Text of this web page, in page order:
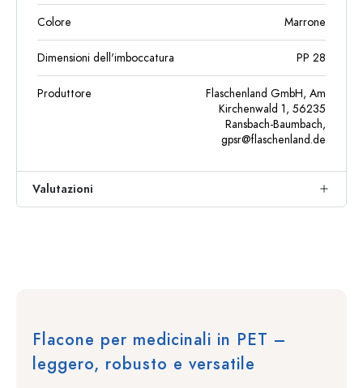
Colore Marrone
Dimensioni dell'imboccatura PP 28
Produttore
Flaschenland GmbH, Am
Kirchenwald 1, 56235
Ransbach-Baumbach,
gpsr@flaschenland.de
Valutazioni
Flacone per medicinali in PET –
leggero, robusto e versatile